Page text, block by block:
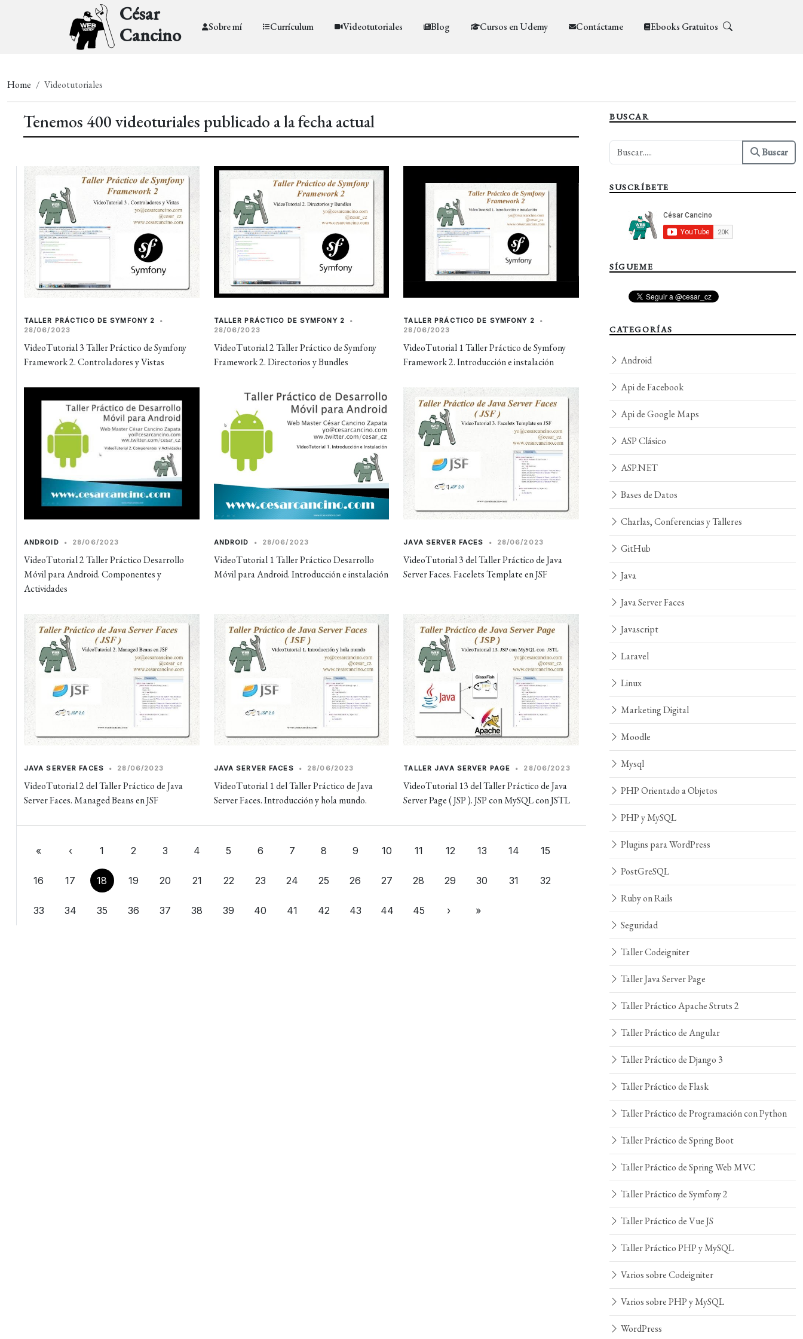
César
Cancino
Sobre mí Currículum Videotutoriales Blog Cursos en Udemy Contáctame Ebooks Gratuitos
Home Videotutoriales
Tenemos 400 videoturiales publicado a la fecha actual
TALLER PRÁCTICO DE SYMFONY 2
•
28/06/2023
VideoTutorial 3 Taller Práctico de Symfony
Framework 2. Controladores y Vistas
TALLER PRÁCTICO DE SYMFONY 2
•
28/06/2023
VideoTutorial 2 Taller Práctico de Symfony
Framework 2. Directorios y Bundles
TALLER PRÁCTICO DE SYMFONY 2
•
28/06/2023
VideoTutorial 1 Taller Práctico de Symfony
Framework 2. Introducción e instalación
ANDROID • 28/06/2023
VideoTutorial 2 Taller Práctico Desarrollo
Móvil para Android. Componentes y
Actividades
ANDROID • 28/06/2023
VideoTutorial 1 Taller Práctico Desarrollo
Móvil para Android. Introducción e instalación
JAVA SERVER FACES • 28/06/2023
VideoTutorial 3 del Taller Práctico de Java
Server Faces. Facelets Template en JSF
JAVA SERVER FACES • 28/06/2023
VideoTutorial 2 del Taller Práctico de Java
Server Faces. Managed Beans en JSF
JAVA SERVER FACES • 28/06/2023
VideoTutorial 1 del Taller Práctico de Java
Server Faces. Introducción y hola mundo.
TALLER JAVA SERVER PAGE • 28/06/2023
VideoTutorial 13 del Taller Práctico de Java
Server Page ( JSP ). JSP con MySQL con JSTL
« ‹ 1 2 3 4 5 6 7 8 9 10 11 12 13 14 15
16 17 18 19 20 21 22 23 24 25 26 27 28 29 30 31 32
33 34 35 36 37 38 39 40 41 42 43 44 45 › »
BUSCAR
Buscar
SUSCRÍBETE
SÍGUEME
CATEGORÍAS
Android
Api de Facebook
Api de Google Maps
ASP Clásico
ASP.NET
Bases de Datos
Charlas, Conferencias y Talleres
GitHub
Java
Java Server Faces
Javascript
Laravel
Linux
Marketing Digital
Moodle
Mysql
PHP Orientado a Objetos
PHP y MySQL
Plugins para WordPress
PostGreSQL
Ruby on Rails
Seguridad
Taller Codeigniter
Taller Java Server Page
Taller Práctico Apache Struts 2
Taller Práctico de Angular
Taller Práctico de Django 3
Taller Práctico de Flask
Taller Práctico de Programación con Python
Taller Práctico de Spring Boot
Taller Práctico de Spring Web MVC
Taller Práctico de Symfony 2
Taller Práctico de Vue JS
Taller Práctico PHP y MySQL
Varios sobre Codeigniter
Varios sobre PHP y MySQL
WordPress